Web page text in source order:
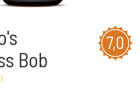
7,0
Bob
)